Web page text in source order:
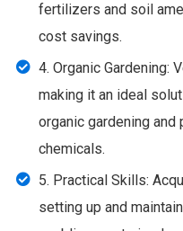
fertilizers and soil
cost savings.
4. Organic Gardening:
making it an ideal
organic gardening
chemicals.
5. Practical Skills:
setting up and